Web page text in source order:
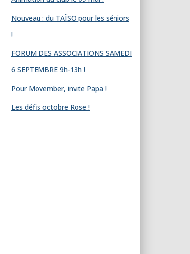
Nouveau : du TAÏSO pour les séniors
!
FORUM DES ASSOCIATIONS SAMEDI
6 SEPTEMBRE 9h-13h !
Pour Movember, invite Papa !
Les défis octobre Rose !